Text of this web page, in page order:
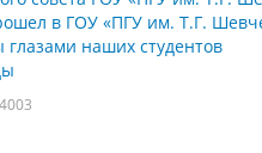
в ГОУ «ПГУ им. Т.Г.
наших студентов